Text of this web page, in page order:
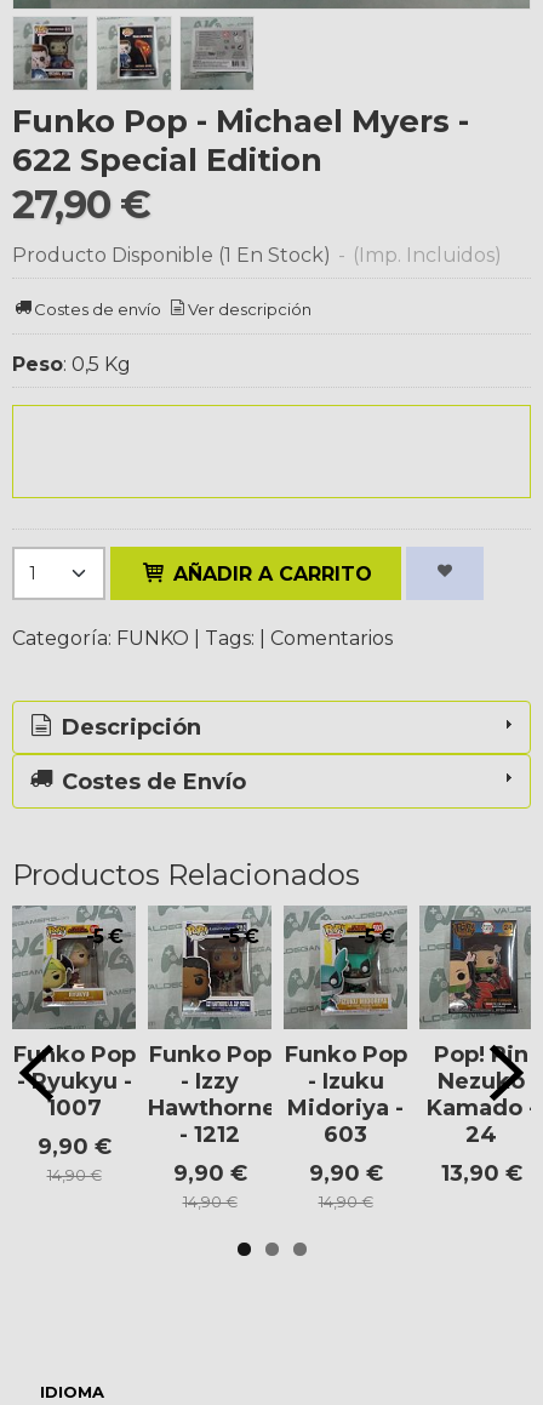
IDIOMA
Funko Pop - Michael Myers -
622 Special Edition
27,90 €
Producto Disponible (1 En Stock) - (Imp. Incluidos)
Costes de envío Ver descripción
Peso: 0,5 Kg
AÑADIR A CARRITO
Categoría: FUNKO Tags: Comentarios
Descripción
Costes de Envío
Productos Relacionados
-5 €
Funko Pop
- Ryukyu -
1007
9,90 €
14,90 €
-5 €
Funko Pop
- Izzy
Hawthorne
- 1212
9,90 €
14,90 €
-5 €
Funko Pop
- Izuku
Midoriya -
603
9,90 €
14,90 €
Pop! Pin
Nezuko
Kamado -
24
13,90 €